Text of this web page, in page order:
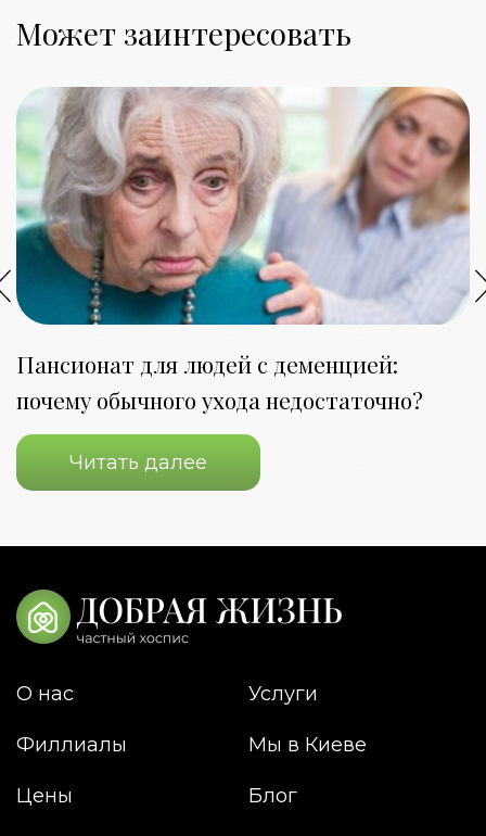
Может заинтересовать
Пансионат для людей с деменцией:
почему обычного ухода недостаточно?
Читать далее
О нас Услуги
Филлиалы Мы в Киеве
Цены Блог